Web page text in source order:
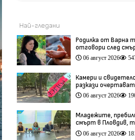
Най-гледани
Родилка от Варна
отговори след
бебето ѝ дни преди
(видео)
06 август 2026
Камери и
разкази очертават
хронологията на
побой край
06 август 2026
Младежите,
смърт в Пловдив,
че са „ловци на
(видео)
06 август 2026